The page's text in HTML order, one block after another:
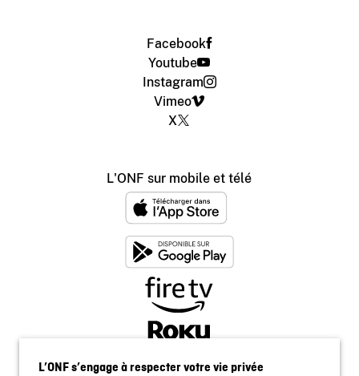
Facebook
Youtube
Instagram
Vimeo
X
L'ONF sur mobile et télé
L’ONF s’engage à respecter votre vie privée